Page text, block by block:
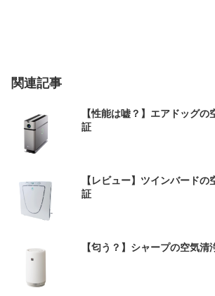
関連記事
【性能は嘘？】エアドッグ
証
【レビュー】ツインバード
証
【匂う？】シャープの空気清